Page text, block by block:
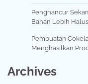
Penghancur
Bahan Lebih Halus
Pembuatan
Menghasilkan
Archives